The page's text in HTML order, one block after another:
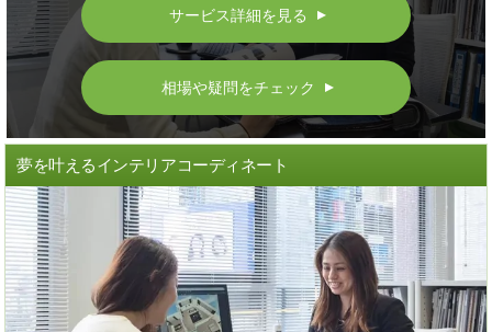
サービス詳細を見る ▲
相場や疑問をチェック ▲
夢を叶えるインテリアコーディネート